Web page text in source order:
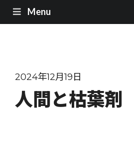
Menu
2024年12月19日
人間と枯葉剤